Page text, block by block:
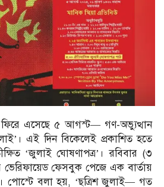
এসেছে ৫ আগস্ট— গণ-অভ্যুত্থান
এই দিন বিকেলেই প্রকাশিত হতে
‘জুলাই ঘোষণাপত্র’। রবিবার (৩
ভেরিফায়েড ফেসবুক পেজে এক বার্তায়
পোস্টে বলা হয়, ‘ছত্রিশ জুলাই— গত